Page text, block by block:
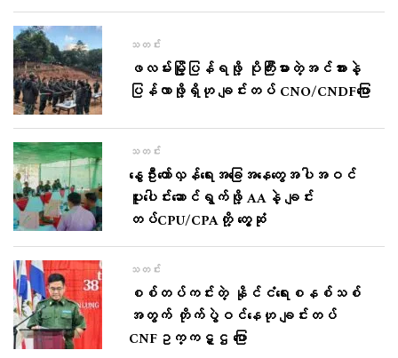
သတင်း
ဖလမ်းမြို့ပြန်ရဖို့ ပိုကြီးမားတဲ့အင်အားနဲ့
ပြန်လာဖို့ရှိဟု ချင်းတပ် CNO/CNDFပြော
သတင်း
နွေဦးတော်လှန်ရေးအခြေအနေတွေအပါအဝင်
ပူးပေါင်းဆောင်ရွက်ဖို့ AAနဲ့ ချင်း
တပ်CPU/CPAတို့ တွေ့ဆုံ
သတင်း
စစ်တပ်ကင်းတဲ့ နိုင်ငံရေးစနစ်သစ်
အတွက် တိုက်ပွဲဝင်နေဟု ချင်းတပ်
CNFဥက္ကဋ္ဌ ပြော